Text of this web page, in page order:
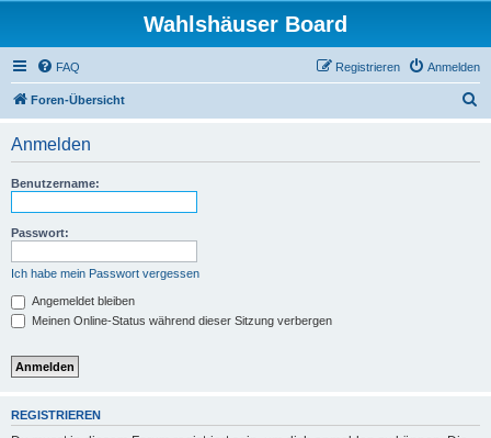
Wahlshäuser Board
FAQ Anmelden
Registrieren
Foren-Übersicht
Anmelden
Benutzername:
Passwort:
Ich habe mein Passwort vergessen
Angemeldet bleiben
Meinen Online-Status während dieser Sitzung verbergen
REGISTRIEREN